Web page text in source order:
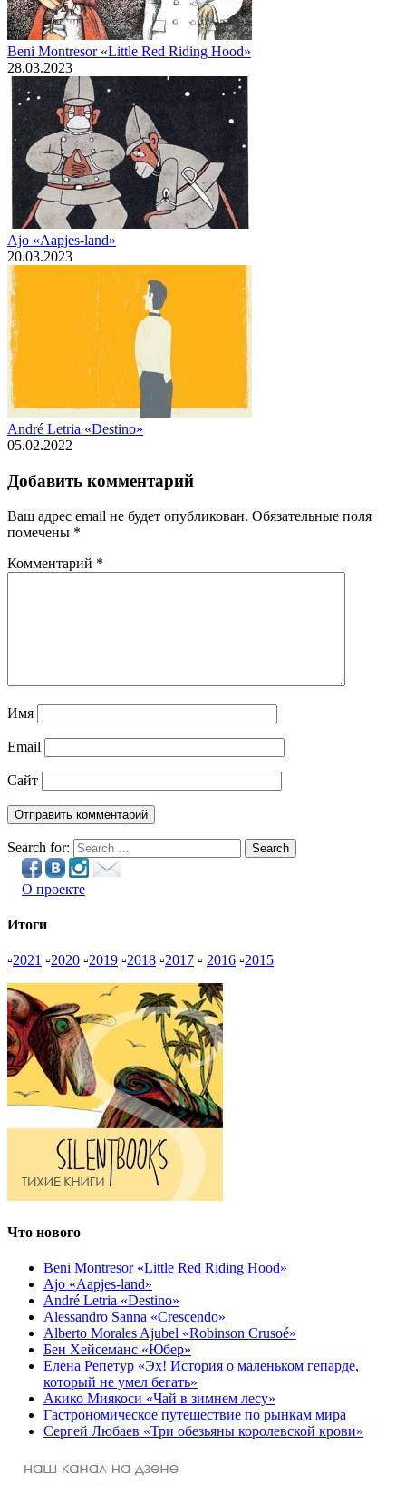
Beni Montresor «Little Red Riding Hood»
28.03.2023
Ajo «Aapjes-land»
20.03.2023
André Letria «Destino»
05.02.2022
Добавить комментарий
Ваш адрес email не будет опубликован. Обязательные поля
помечены *
Комментарий *
Имя
Email
Сайт
Search for: Search
О проекте
Итоги
▫2021 ▫2020 ▫2019 ▫2018 ▫2017 ▫ 2016 ▫2015
Что нового
Beni Montresor «Little Red Riding Hood»
Ajo «Aapjes-land»
André Letria «Destino»
Alessandro Sanna «Crescendo»
Alberto Morales Ajubel «Robinson Crusoé»
Бен Хейсеманс «Юбер»
Елена Репетур «Эх! История о маленьком гепарде,
который не умел бегать»
Акико Миякоси «Чай в зимнем лесу»
Гастрономическое путешествие по рынкам мира
Сергей Любаев «Три обезьяны королевской крови»